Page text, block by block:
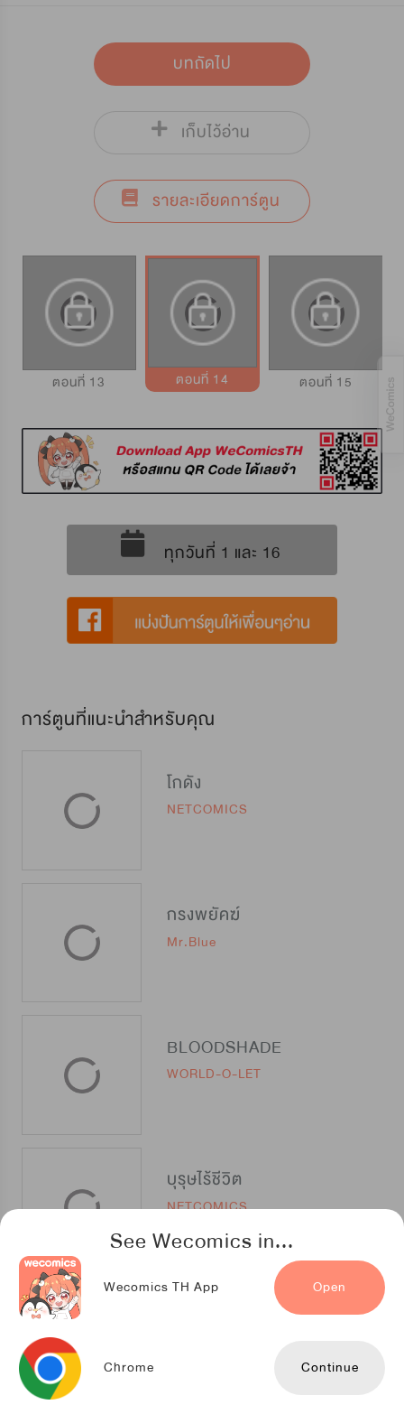
See Wecomics in...
Wecomics TH App Open
Chrome Continue
บทถัดไป
เก็บไว้อ่าน
รายละเอียดการ์ตูน
ตอนที่ 13 ตอนที่ 14 ตอนที่ 15
ทุกวันที่ 1 และ 16
การ์ตูนที่แนะนำสำหรับคุณ
โกดัง
NETCOMICS
กรงพยัคฆ์
Mr.Blue
BLOODSHADE
WORLD-O-LET
บุรุษไร้ชีวิต
NETCOMICS